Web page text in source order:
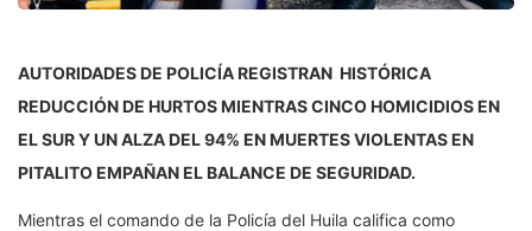
AUTORIDADES DE POLICÍA REGISTRAN HISTÓRICA
REDUCCIÓN DE HURTOS MIENTRAS CINCO HOMICIDIOS EN
EL SUR Y UN ALZA DEL 94% EN MUERTES VIOLENTAS EN
PITALITO EMPAÑAN EL BALANCE DE SEGURIDAD.
Mientras el comando de la Policía del Huila califica como